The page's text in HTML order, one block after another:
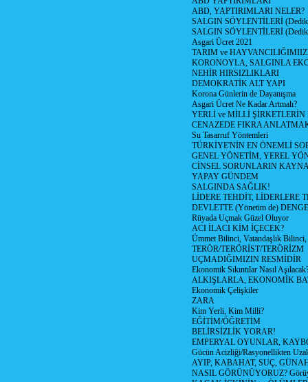
ABD, YAPTIRIMLARI NELER?
SALGIN SÖYLENTİLERİ
SALGIN SÖYLENTİLERİ
Asgari Ücret 2021
TARIM ve
KORONOYLA, SALGINLA
NEHİR HIRSIZLIKLARI
DEMOKRATİK ALT YAPI
Korona Günlerin de Dayanışma
Asgari Ücret Ne Kadar Artmalı?
YERLİ ve MİLLİ
CENAZEDE FIKRA
Su Tasarruf Yöntemleri
TÜRKİYE'NİN EN ÖNEMLİ
GENEL YÖNETİM, YEREL
CİNSEL SORUNLARIN
YAPAY GÜNDEM
SALGINDA SAĞLIK!
LİDERE TEHDİT, LİDERLERE
DEVLETTE (Yönetim de)
Rüyada Uçmak Güzel Oluyor
ACI İLACI KİM İÇECEK?
Ümmet Bilinci, Vatandaşlık
TERÖR/TERÖRİST/TERÖRİZM
UÇMADIĞIMIZIN RESMİDİR
Ekonomik Sıkıntılar Nasıl
ALKIŞLARLA, EKONOMİK
Ekonomik Çelişkiler
ZARA
Kim Yerli, Kim Milli?
EĞİTİM/ÖĞRETİM
BELİRSİZLİK YORAR!
EMPERYAL OYUNLAR,
Gücün Acizliği/Rasyonellikten
AYIP, KABAHAT, SUÇ,
NASIL GÖRÜNÜYORUZ?